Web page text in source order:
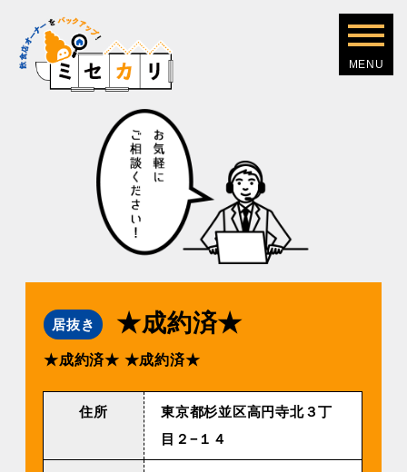
居抜き ★成約済★
★成約済★ ★成約済★
住所
東京都杉並区高円寺北３丁
目２−１４